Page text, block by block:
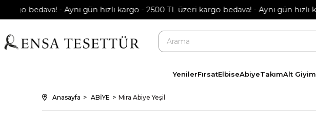
bedava! - Aynı gün hızlı kargo - 2500 TL üzeri kargo bedava! - Aynı gün hızlı kargo
YenilerFırsatElbiseAbiyeTakımAlt Giyim
Anasayfa ABİYE Mira Abiye Yeşil